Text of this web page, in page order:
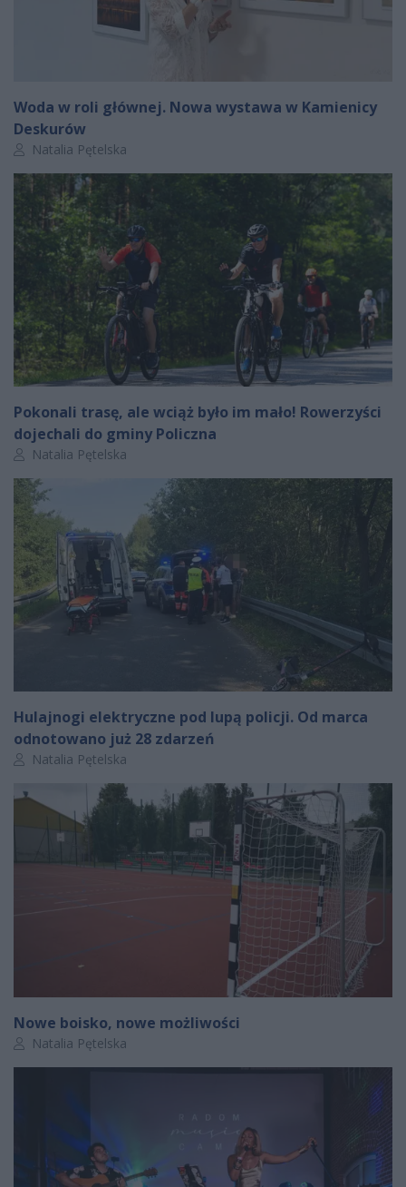
Woda w roli głównej. Nowa wystawa w Kamienicy
Deskurów
Autor artykułu:
Natalia Pętelska
Pokonali trasę, ale wciąż było im mało! Rowerzyści
dojechali do gminy Policzna
Autor artykułu:
Natalia Pętelska
Hulajnogi elektryczne pod lupą policji. Od marca
odnotowano już 28 zdarzeń
Autor artykułu:
Natalia Pętelska
Nowe boisko, nowe możliwości
Autor artykułu:
Natalia Pętelska